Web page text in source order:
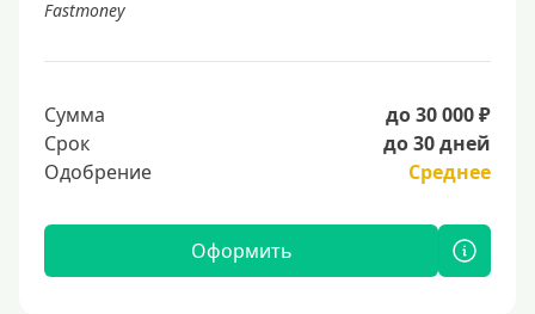
Fastmoney
Сумма
до 30 000 ₽
Срок
до 30 дней
Одобрение
Среднее
Оформить